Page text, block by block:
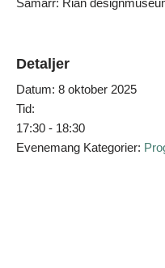
Samarr: Rian
Detaljer
Datum: 8 oktober 2025
Tid:
17:30 - 18:30
Evenemang Kategorier: